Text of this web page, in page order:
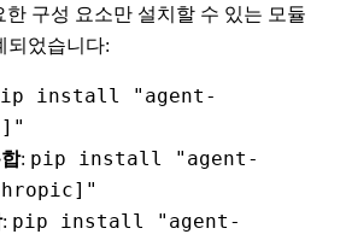
한 구성 요소만 설치할 수 있는 모듈
되었습니다:
install "agent-
: pip install "agent-
: pip install "agent-